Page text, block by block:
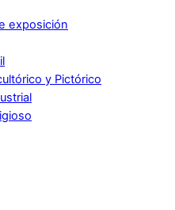
exposición
y Pictórico